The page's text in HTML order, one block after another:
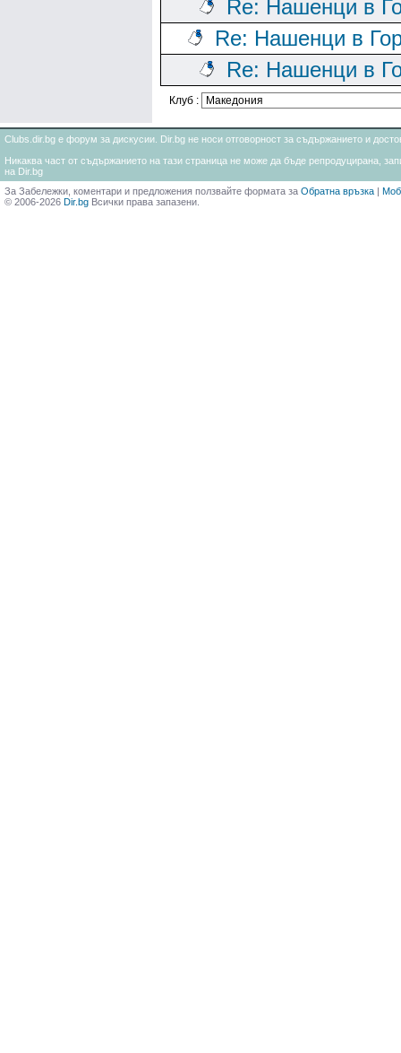
Re: Нашенци в
Re: Нашенци в
Re: Нашенци в
Клуб :
Clubs.dir.bg е форум за дискусии. Dir.bg не носи отговорност за съдържанието и
Никаква част от съдържанието на тази страница не може да бъде репродуцирана,
на Dir.bg
За Забележки, коментари и предложения ползвайте формата за Обратна връзка |
© 2006-2026 Dir.bg Всички права запазени.